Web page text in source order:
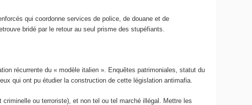
qui coordonne services de police, de douane et de
bridé par le retour au seul prisme des stupéfiants.
récurrente du « modèle italien ». Enquêtes patrimoniales, statut du
qui ont pu étudier la construction de cette législation antimafia.
criminelle ou terroriste), et non tel ou tel marché illégal. Mettre les